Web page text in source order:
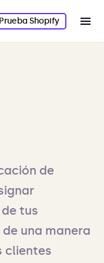
Prueba Shopify
de
tus
una manera
clientes